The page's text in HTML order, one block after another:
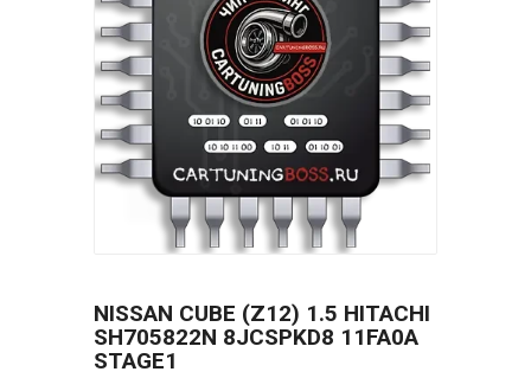
NISSAN CUBE (Z12) 1.5 HITACHI
SH705822N 8JCSPKD8 11FA0A
STAGE1